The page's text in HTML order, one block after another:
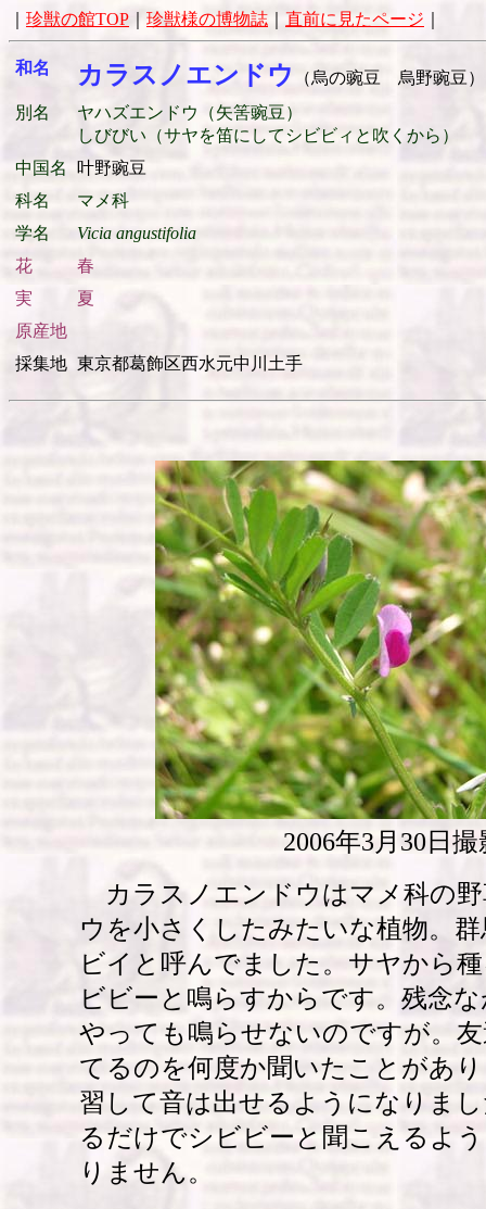
珍獣の館TOP 珍獣様の博物誌 直前に見たページ
和名 カラスノエンドウ
（烏の豌豆 烏野豌豆）
別名
ヤハズエンドウ（矢筈豌豆）
しびびい（サヤを笛にしてシビビィと吹くから）
中国名
叶野豌豆
科名
マメ科
学名
Vicia angustifolia
花
春
実
夏
原産地
採集地 東京都葛飾区西水元中川土手
2006年3月30日撮
カラスノエンドウはマメ科の
ウを小さくしたみたいな植物。
ビイと呼んでました。サヤから
ビビーと鳴らすからです。残念
やっても鳴らせないのですが。
てるのを何度か聞いたことがあ
習して音は出せるようになりま
るだけでシビビーと聞こえるよ
りません。